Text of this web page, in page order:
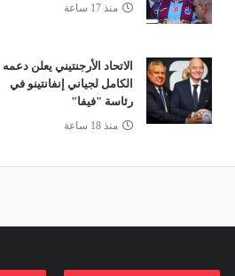
منذ 17 ساعة
الاتحاد الأرجنتيني يعلن دعمه
الكامل لجياني إنفانتينو في
رئاسة "فيفا"
منذ 18 ساعة